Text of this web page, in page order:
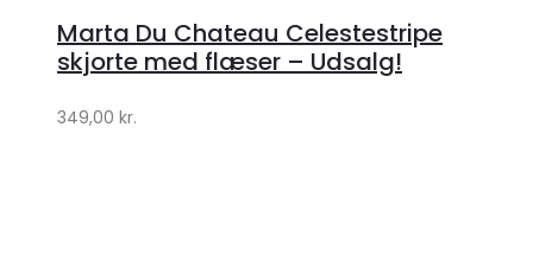
Klædeskabet.dk
Marta Du Chateau Celestestripe
skjorte med flæser – Udsalg!
349,00 kr.